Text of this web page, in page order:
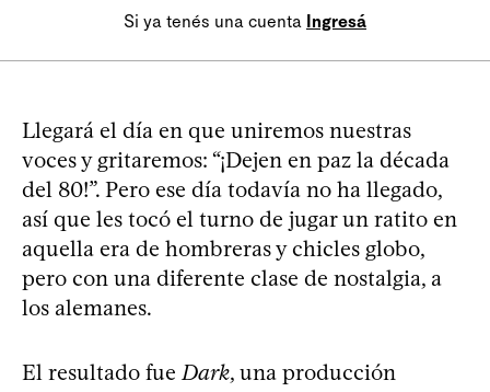
Si ya tenés una cuenta Ingresá
Llegará el día en que uniremos nuestras
voces y gritaremos: “¡Dejen en paz la década
del 80!”. Pero ese día todavía no ha llegado,
así que les tocó el turno de jugar un ratito en
aquella era de hombreras y chicles globo,
pero con una diferente clase de nostalgia, a
los alemanes.
El resultado fue Dark, una producción